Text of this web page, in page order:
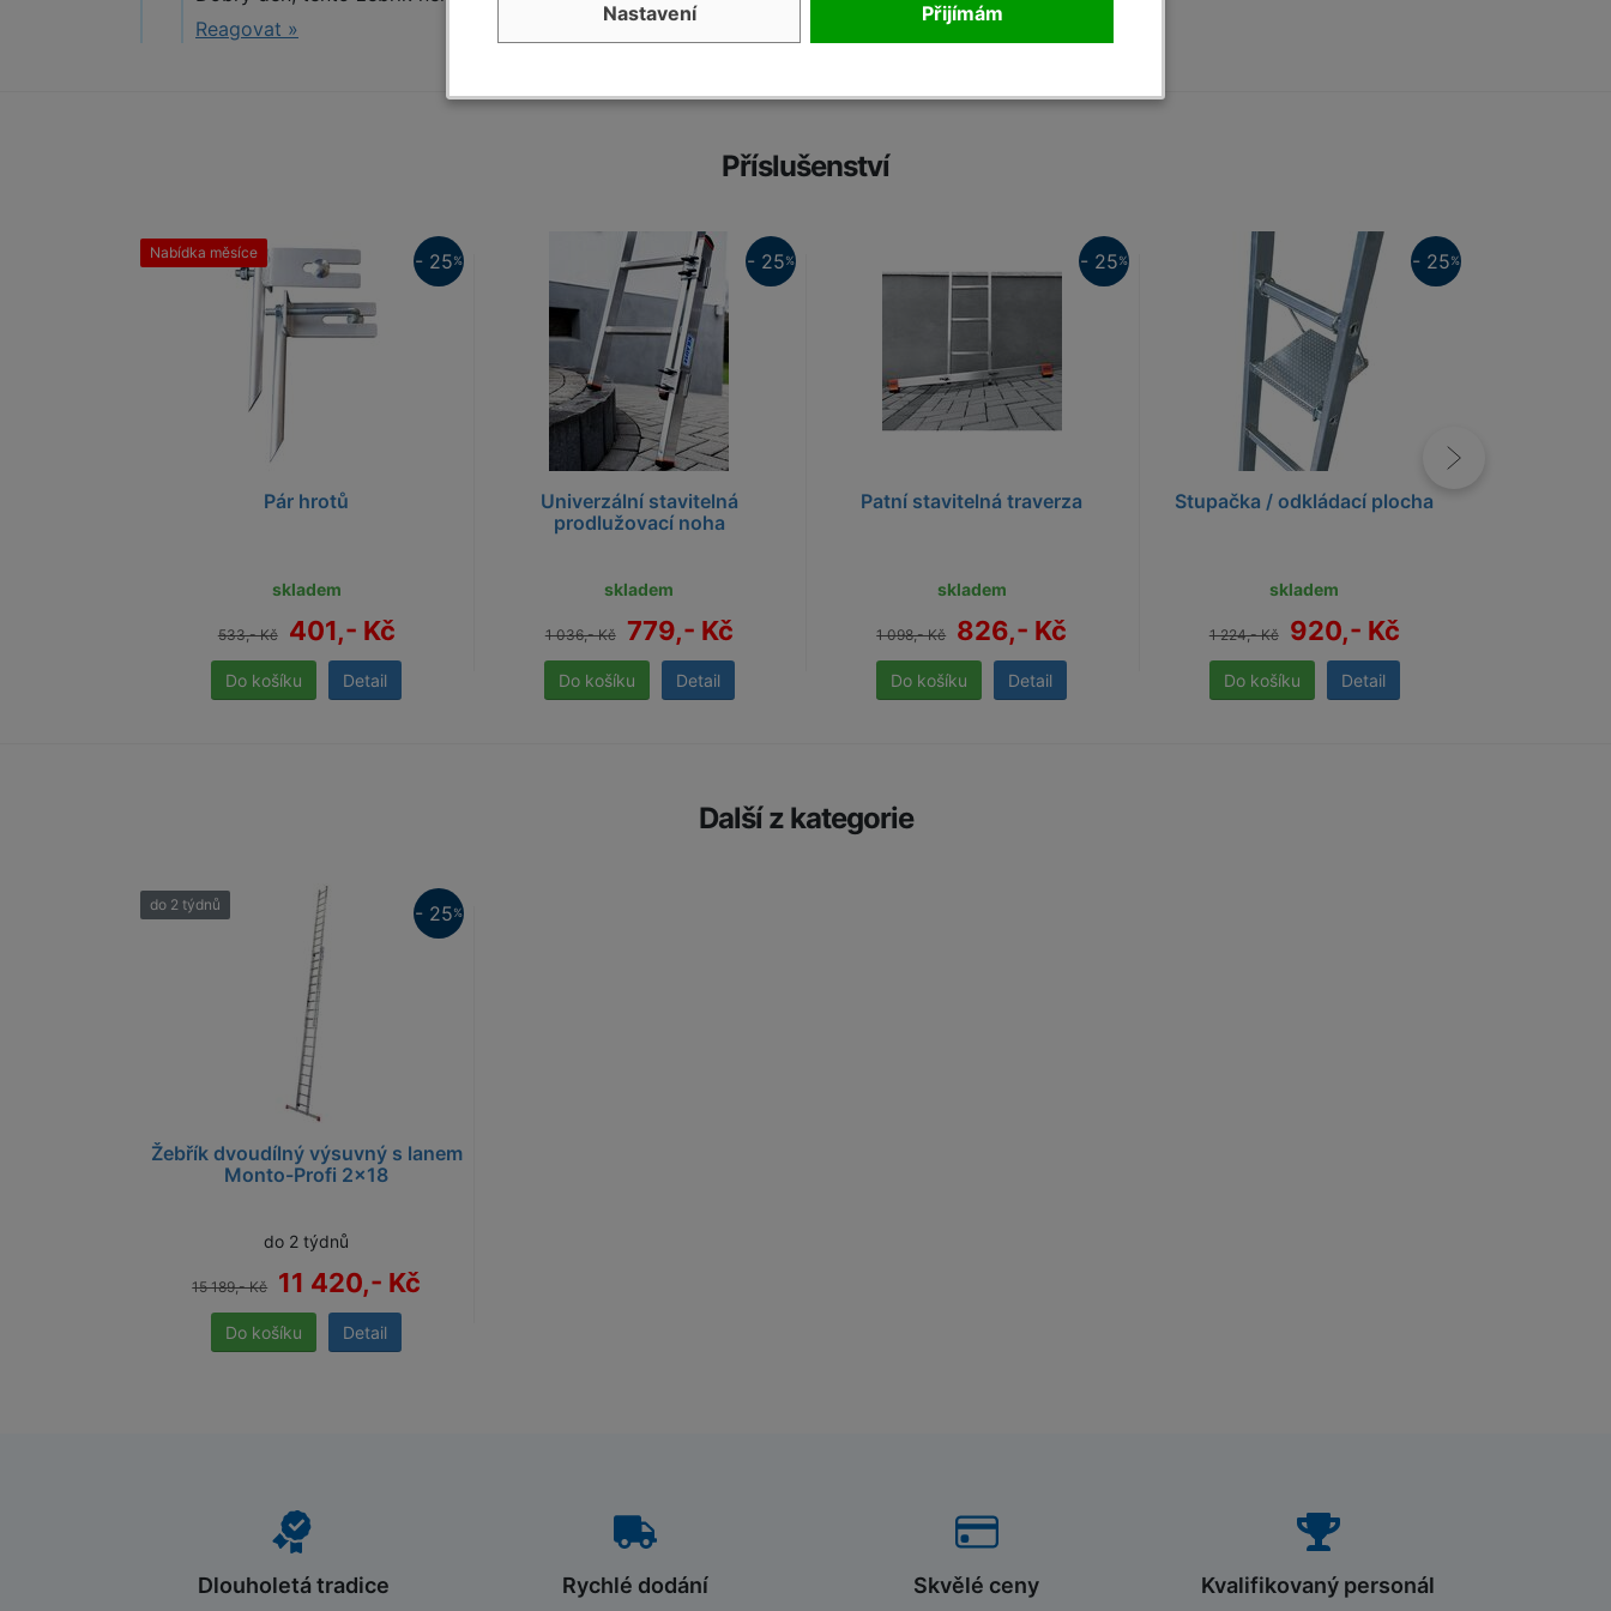
Reagovat »
Příslušenství
Pár hrotů
Nabídka měsíce
skladem
533,- Kč 401,- Kč
Detail
- 25%
Univerzální stavitelná
prodlužovací noha
skladem
1 036,- Kč 779,- Kč
Detail
- 25%
Patní stavitelná traverza
skladem
1 098,- Kč 826,- Kč
Detail
- 25%
Stupačka / odkládací plocha
skladem
1 224,- Kč 920,- Kč
Detail
- 25%
Další z kategorie
Žebřík dvoudílný výsuvný s lanem
Monto-Profi 2x18
do 2 týdnů
do 2 týdnů
15 189,- Kč 11 420,- Kč
Detail
- 25%
Dlouholetá tradice Rychlé dodání Skvělé ceny Kvalifikovaný personál
Nastavení Přijímám